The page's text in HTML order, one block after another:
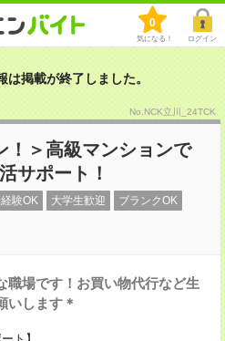
0
気になる！ ログイン
は掲載が終了しました。
No.NCK立川_24TCK
！＞高級マンションで
サポート！
験OK 大学生歓迎 ブランクOK
職場です！お買い物代行など生
いします＊